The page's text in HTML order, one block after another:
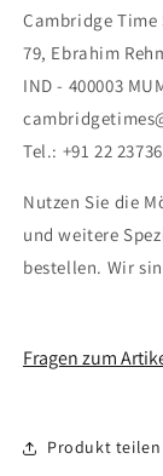
Cambridge Time
79, Ebrahim
IND - 400003
Tel.: +91 22
Nutzen Sie die
und weitere
bestellen. Wir
Fragen zum
Produkt teilen